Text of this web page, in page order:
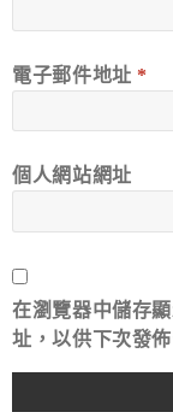
電子郵件地址 *
個人網站網址
在瀏覽器中儲存
址，以供下次發